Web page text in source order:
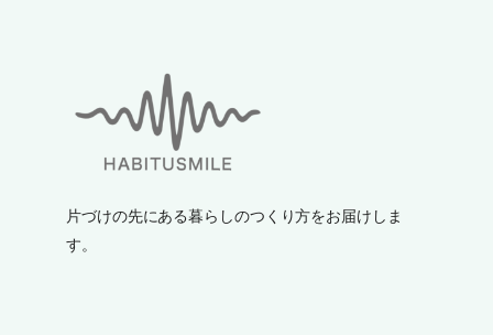
片づけの先にある暮らしのつくり方をお届けしま
す。